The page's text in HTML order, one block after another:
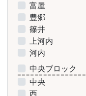
富屋
豊郷
篠井
上河内
河内
中央ブロック
中央
西